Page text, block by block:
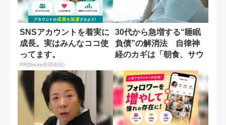
SNSアカウントを着実に
成長。実はみんなココ使
ってます。
PR(Dreaw合同会社)
30代から急増する“睡眠
負債”の解消法 自律神
経のカギは「朝食、サウ